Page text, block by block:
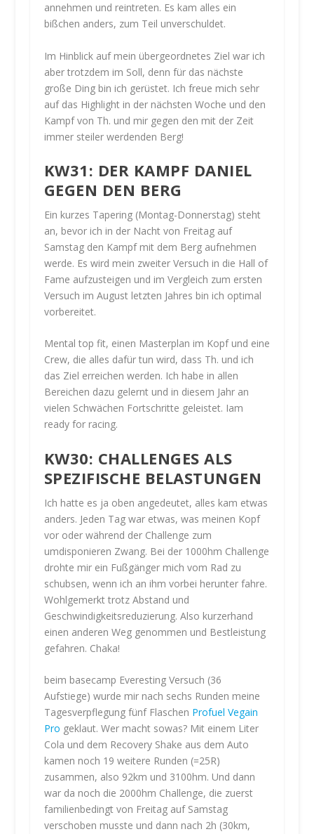
annehmen und reintreten. Es kam alles ein
bißchen anders, zum Teil unverschuldet.
Im Hinblick auf mein übergeordnetes Ziel war ich
aber trotzdem im Soll, denn für das nächste
große Ding bin ich gerüstet. Ich freue mich sehr
auf das Highlight in der nächsten Woche und den
Kampf von Th. und mir gegen den mit der Zeit
immer steiler werdenden Berg!
KW31: DER KAMPF DANIEL
GEGEN DEN BERG
Ein kurzes Tapering (Montag-Donnerstag) steht
an, bevor ich in der Nacht von Freitag auf
Samstag den Kampf mit dem Berg aufnehmen
werde. Es wird mein zweiter Versuch in die Hall of
Fame aufzusteigen und im Vergleich zum ersten
Versuch im August letzten Jahres bin ich optimal
vorbereitet.
Mental top fit, einen Masterplan im Kopf und eine
Crew, die alles dafür tun wird, dass Th. und ich
das Ziel erreichen werden. Ich habe in allen
Bereichen dazu gelernt und in diesem Jahr an
vielen Schwächen Fortschritte geleistet. Iam
ready for racing.
KW30: CHALLENGES ALS
SPEZIFISCHE BELASTUNGEN
Ich hatte es ja oben angedeutet, alles kam etwas
anders. Jeden Tag war etwas, was meinen Kopf
vor oder während der Challenge zum
umdisponieren Zwang. Bei der 1000hm Challenge
drohte mir ein Fußgänger mich vom Rad zu
schubsen, wenn ich an ihm vorbei herunter fahre.
Wohlgemerkt trotz Abstand und
Geschwindigkeitsreduzierung. Also kurzerhand
einen anderen Weg genommen und Bestleistung
gefahren. Chaka!
beim basecamp Everesting Versuch (36
Aufstiege) wurde mir nach sechs Runden meine
Tagesverpflegung fünf Flaschen Profuel Vegain
Pro geklaut. Wer macht sowas? Mit einem Liter
Cola und dem Recovery Shake aus dem Auto
kamen noch 19 weitere Runden (=25R)
zusammen, also 92km und 3100hm. Und dann
war da noch die 2000hm Challenge, die zuerst
familienbedingt von Freitag auf Samstag
verschoben musste und dann nach 2h (30km,